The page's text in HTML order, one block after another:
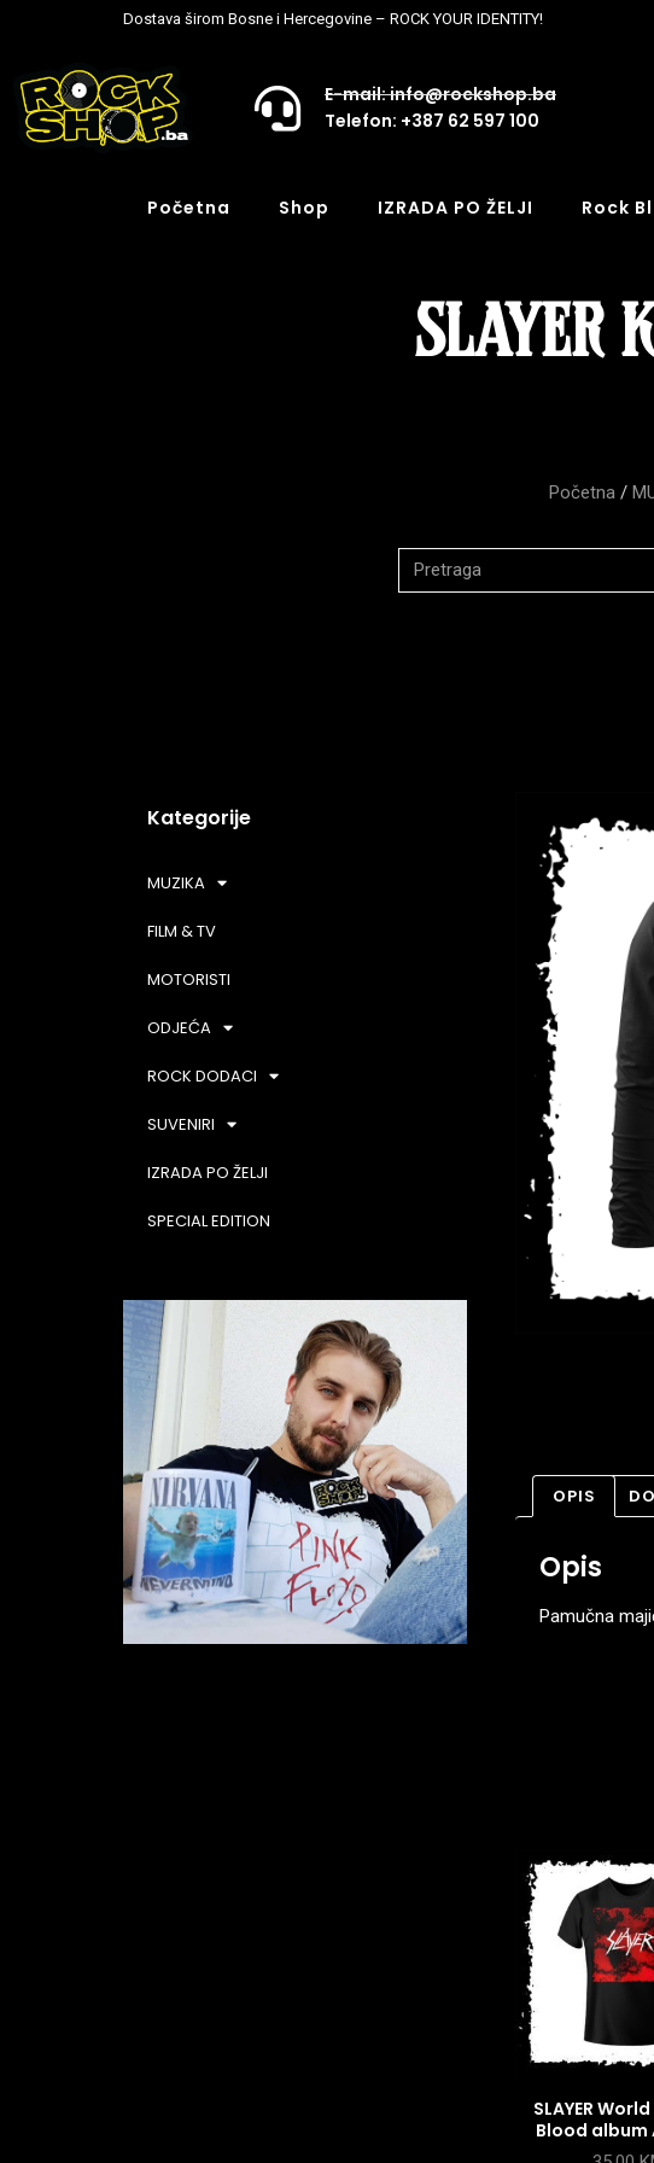
Dostava širom Bosne i Hercegovine – ROCK YOUR IDENTITY!
E-mail: info@rockshop.ba
Telefon: +387 62 597 100
Početna Shop IZRADA PO ŽELJI Rock
SLAYER
Početna /
Kategorije
MUZIKA
FILM & TV
MOTORISTI
ODJEĆA
ROCK DODACI
SUVENIRI
IZRADA PO ŽELJI
SPECIAL EDITION
OPIS
Opis
Pamučna
SLAYER
Blood